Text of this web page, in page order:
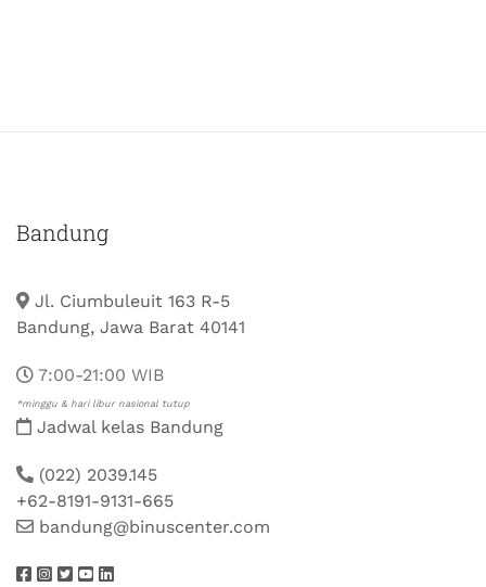
Bandung
Jl. Ciumbuleuit 163 R-5
Bandung, Jawa Barat 40141
7:00-21:00 WIB
*minggu & hari libur nasional tutup
Jadwal kelas Bandung
(022) 2039.145
+62-8191-9131-665
bandung@binuscenter.com